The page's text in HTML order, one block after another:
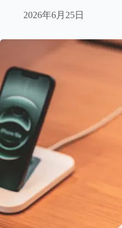
2026年6月25日